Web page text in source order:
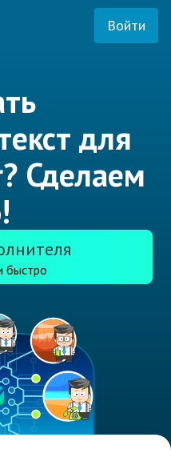
Войти
для
Сделаем
быстро